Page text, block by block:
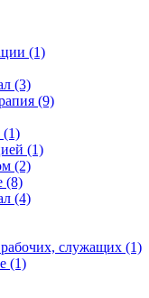
(1)
(3)
(9)
(1)
(1)
(2)
(8)
(4)
служащих (1)
(1)